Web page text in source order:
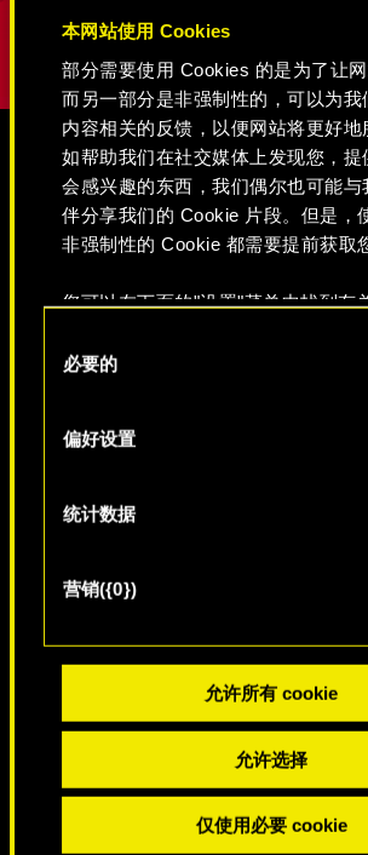
本网站使用 Cookies
部分需要使用 Cookies 的是为了让网
而另一部分是非强制性的，可以为我
内容相关的反馈，以便网站将更好地
如帮助我们在社交媒体上发现您，提
会感兴趣的东西，我们偶尔也可能与
伴分享我们的 Cookie 片段。但是，
非强制性的 Cookie 都需要提前获取
您可以在下面的"设置"菜单中找到有
好。一旦您了解了其中的内容并准
必要的
偏好设置
统计数据
营销({0})
允许所有 cookie
允许选择
仅使用必要 cookie
媒体
《赛博朋克2077
1/7